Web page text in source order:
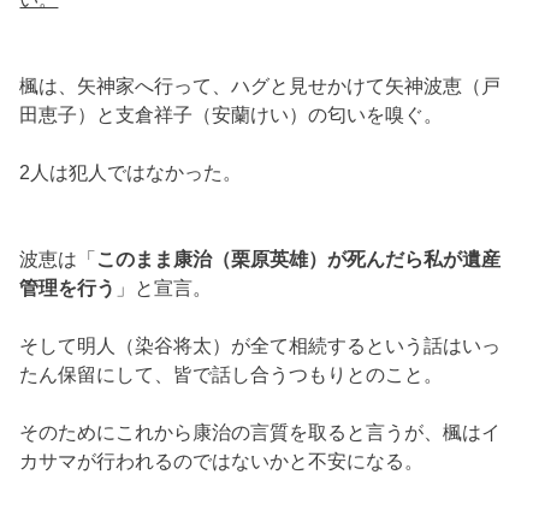
楓は、矢神家へ行って、ハグと見せかけて矢神波恵（戸
田恵子）と支倉祥子（安蘭けい）の匂いを嗅ぐ。
2人は犯人ではなかった。
波恵は「このまま康治（栗原英雄）が死んだら私が遺産
管理を行う 」と宣言。
そして明人（染谷将太）が全て相続するという話はいっ
たん保留にして、皆で話し合うつもりとのこと。
そのためにこれから康治の言質を取ると言うが、楓はイ
カサマが行われるのではないかと不安になる。